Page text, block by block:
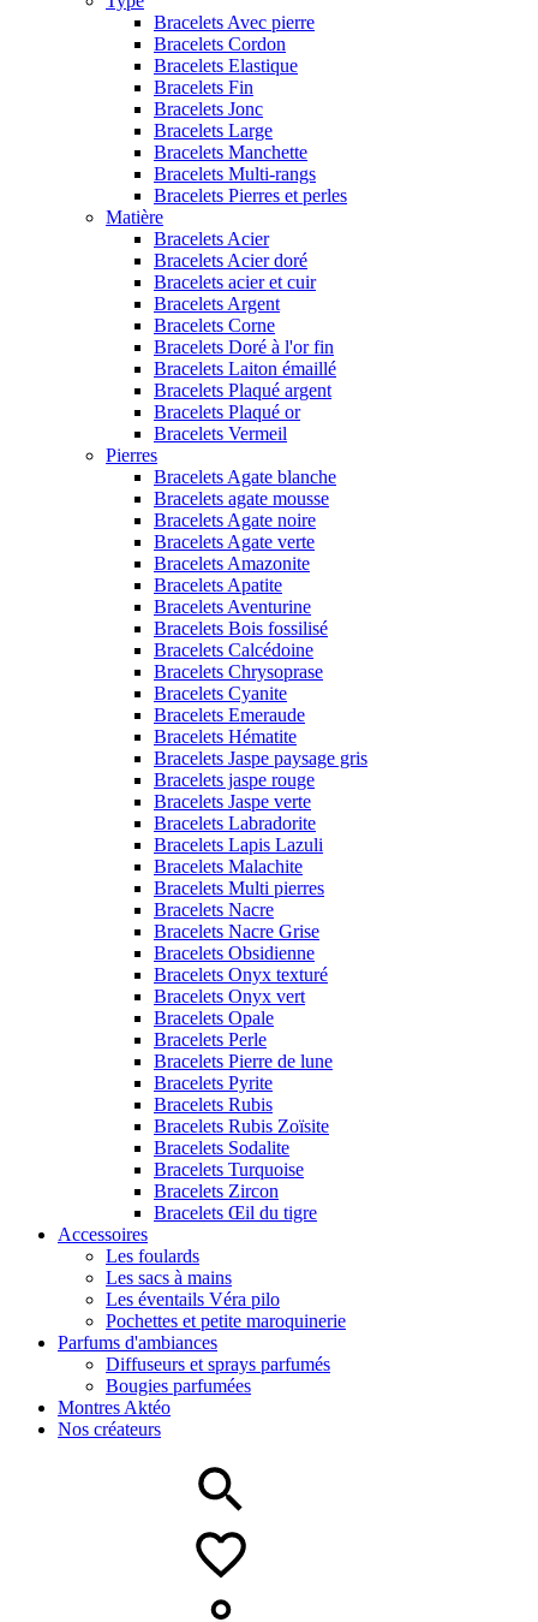
Bracelets Avec pierre
Bracelets Cordon
Bracelets Elastique
Bracelets Fin
Bracelets Jonc
Bracelets Large
Bracelets Manchette
Bracelets Multi-rangs
Bracelets Pierres et perles
Matière
Bracelets Acier
Bracelets Acier doré
Bracelets acier et cuir
Bracelets Argent
Bracelets Corne
Bracelets Doré à l'or fin
Bracelets Laiton émaillé
Bracelets Plaqué argent
Bracelets Plaqué or
Bracelets Vermeil
Pierres
Bracelets Agate blanche
Bracelets agate mousse
Bracelets Agate noire
Bracelets Agate verte
Bracelets Amazonite
Bracelets Apatite
Bracelets Aventurine
Bracelets Bois fossilisé
Bracelets Calcédoine
Bracelets Chrysoprase
Bracelets Cyanite
Bracelets Emeraude
Bracelets Hématite
Bracelets Jaspe paysage gris
Bracelets jaspe rouge
Bracelets Jaspe verte
Bracelets Labradorite
Bracelets Lapis Lazuli
Bracelets Malachite
Bracelets Multi pierres
Bracelets Nacre
Bracelets Nacre Grise
Bracelets Obsidienne
Bracelets Onyx texturé
Bracelets Onyx vert
Bracelets Opale
Bracelets Perle
Bracelets Pierre de lune
Bracelets Pyrite
Bracelets Rubis
Bracelets Rubis Zoïsite
Bracelets Sodalite
Bracelets Turquoise
Bracelets Zircon
Bracelets Œil du tigre
Accessoires
Les foulards
Les sacs à mains
Les éventails Véra pilo
Pochettes et petite maroquinerie
Parfums d'ambiances
Diffuseurs et sprays parfumés
Bougies parfumées
Montres Aktéo
Nos créateurs